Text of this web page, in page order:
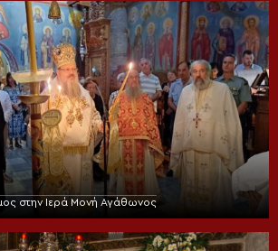
στην Ιερά Μονή Αγάθωνος